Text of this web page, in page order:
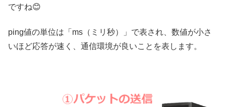
ですね😊
ping値の単位は「ms（ミリ秒）」で表され、数値が小さ
いほど応答が速く、通信環境が良いことを表します。